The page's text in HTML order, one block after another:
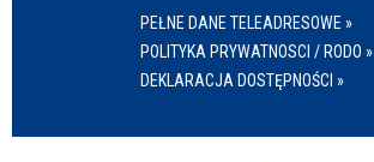
PEŁNE DANE TELEADRESOWE »
POLITYKA PRYWATNOSCI / RODO »
DEKLARACJA DOSTĘPNOŚCI »